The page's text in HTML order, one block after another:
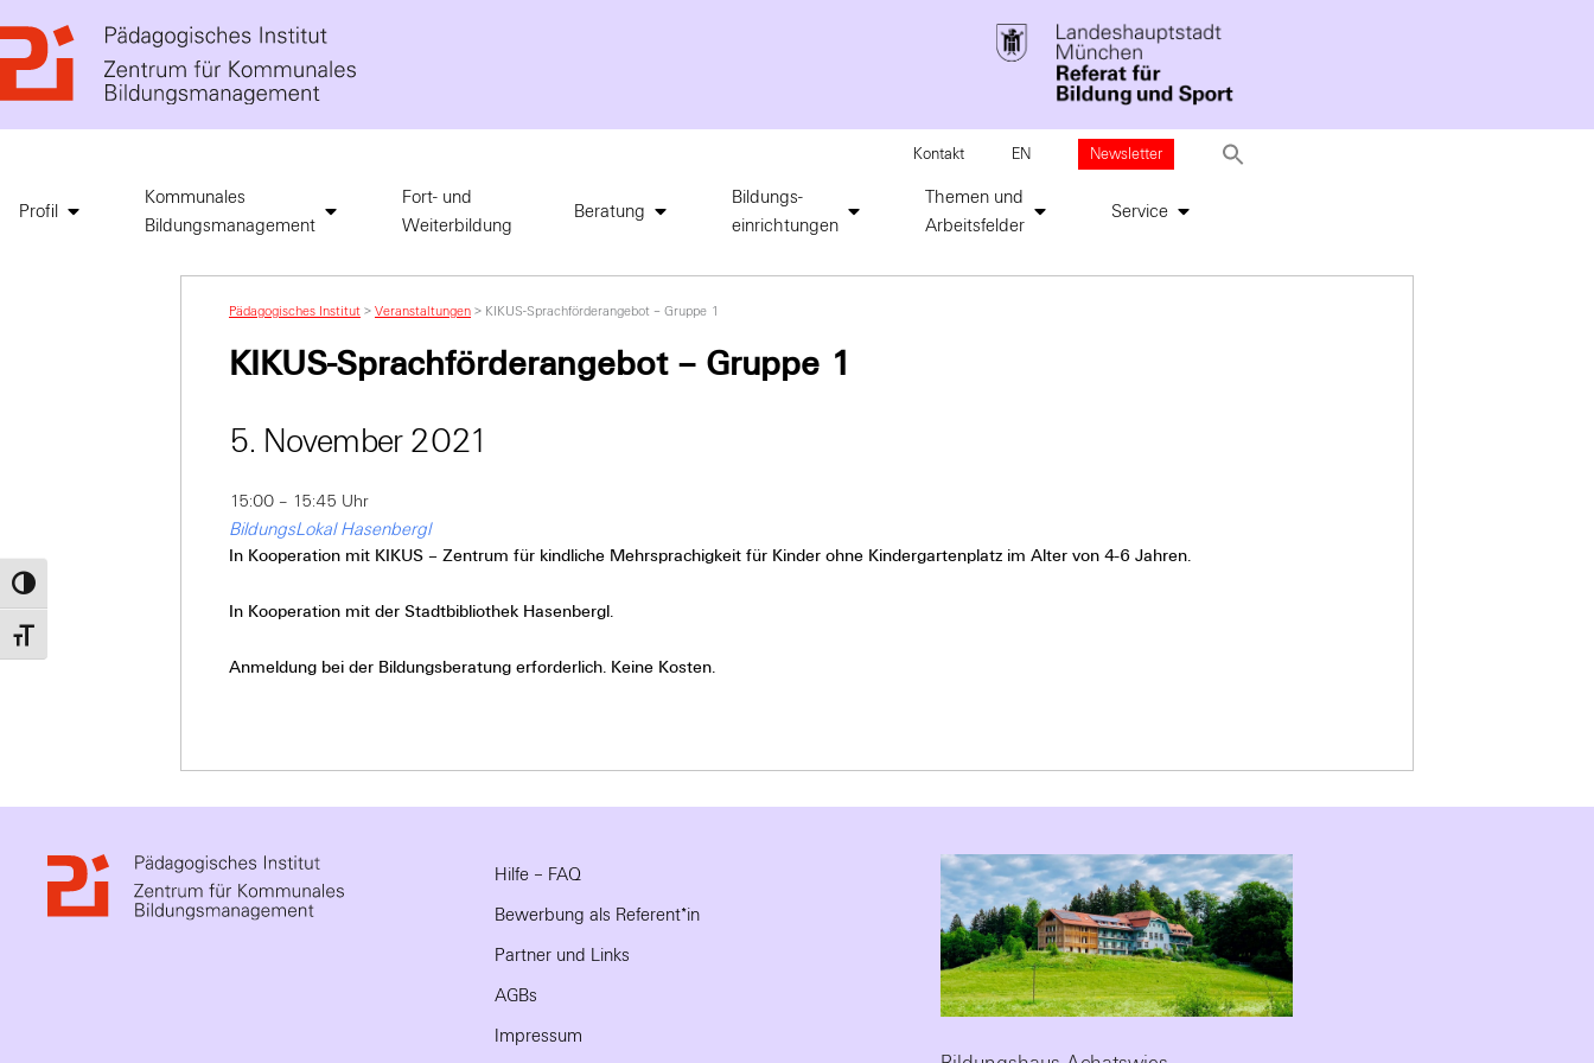
Umschalten auf hohe Kontraste
Schrift vergrößern
Kontakt EN Newsletter
Profil
Kommunales
Bildungsmanagement
Fort- und
Weiterbildung
Beratung
Bildungs-
einrichtungen
Themen und
Arbeitsfelder
Service
Pädagogisches Institut > Veranstaltungen > KIKUS-Sprachförderangebot – Gruppe 1
KIKUS-Sprachförderangebot – Gruppe 1
5. November 2021
15:00 – 15:45 Uhr
BildungsLokal Hasenbergl
In Kooperation mit KIKUS – Zentrum für kindliche Mehrsprachigkeit für Kinder ohne Kindergartenplatz im Alter von 4-6 Jahren.
In Kooperation mit der Stadtbibliothek Hasenbergl.
Anmeldung bei der Bildungsberatung erforderlich. Keine Kosten.
Hilfe – FAQ
Bewerbung als Referent*in
Partner und Links
AGBs
Impressum